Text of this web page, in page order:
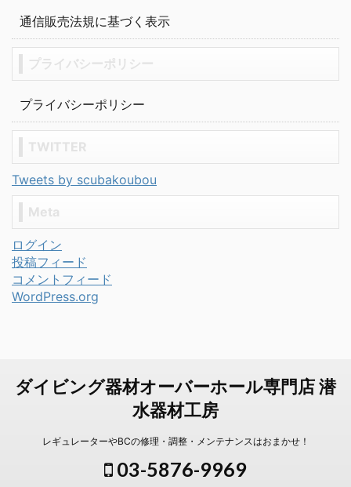
通信販売法規に基づく表示
プライバシーポリシー
プライバシーポリシー
TWITTER
Tweets by scubakoubou
Meta
ログイン
投稿フィード
コメントフィード
WordPress.org
ダイビング器材オーバーホール専門店 潜
水器材工房
レギュレーターやBCの修理・調整・メンテナンスはおまかせ！
03-5876-9969